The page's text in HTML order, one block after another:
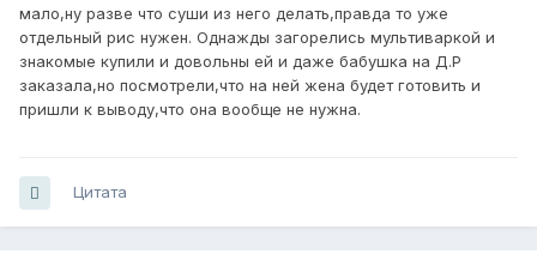
мало,ну разве что суши из него делать,правда то уже
отдельный рис нужен. Однажды загорелись мультиваркой и
знакомые купили и довольны ей и даже бабушка на Д.Р
заказала,но посмотрели,что на ней жена будет готовить и
пришли к выводу,что она вообще не нужна.
Цитата